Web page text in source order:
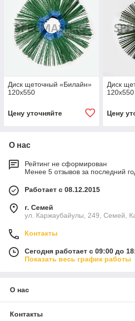
Диск щеточный «Билайн»
120х550
Цену уточняйте
Диск
Цену
О нас
Рейтинг не сформирован
Менее 5 отзывов за последний
Работает с 08.12.2015
г. Семей
ул. Каржаубайулы, 249, Семей,
Контакты
Сегодня работает с 09:00 до
Показать весь график работы
О нас
Контакты